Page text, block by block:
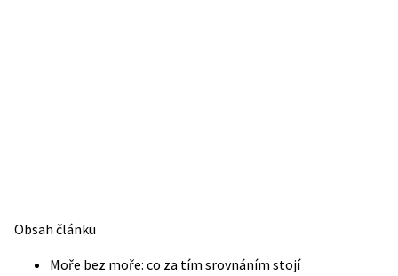
Obsah článku
Moře bez moře: co za tím srovnáním stojí